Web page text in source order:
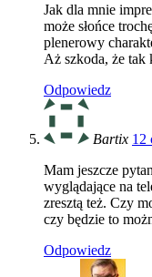
Jak dla mnie
może słońce
plenerowy
Aż szkoda, że tak
Odpowiedz
Bartix 12
Mam jeszcze
wyglądające na
zresztą też. Czy
czy będzie to
Odpowiedz